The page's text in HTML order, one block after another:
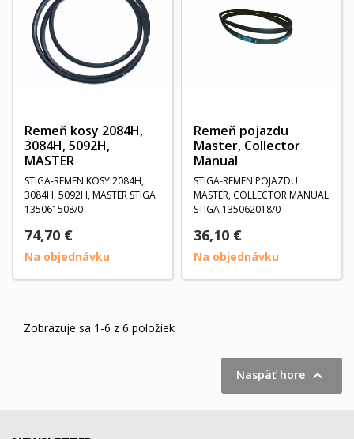
Remeň kosy 2084H,
3084H, 5092H,
MASTER
STIGA-REMEN KOSY 2084H,
3084H, 5092H, MASTER STIGA
135061508/0
74,70 €
Na objednávku
Remeň pojazdu
Master, Collector
Manual
STIGA-REMEN POJAZDU
MASTER, COLLECTOR MANUAL
STIGA 135062018/0
36,10 €
Na objednávku
Zobrazuje sa 1-6 z 6 položiek
Naspäť hore 